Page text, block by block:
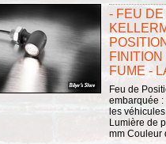
- FEU DE
FUME -
Feu de
embarquée :
les
Lumière de
mm Couleur